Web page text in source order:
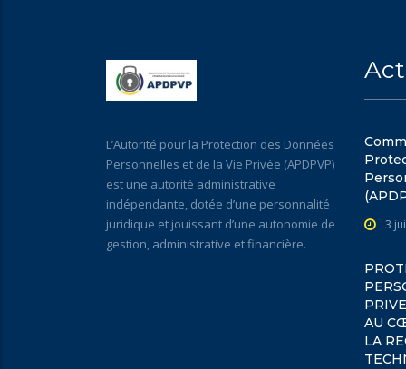
L’Autorité pour la Protection des Données
Personnelles et de la Vie Privée (APDPVP)
est une autorité administrative
indépendante, dotée d’une personnalité
juridique et jouissant d’une autonomie de
gestion, administrative et financière.
3
AU
LA